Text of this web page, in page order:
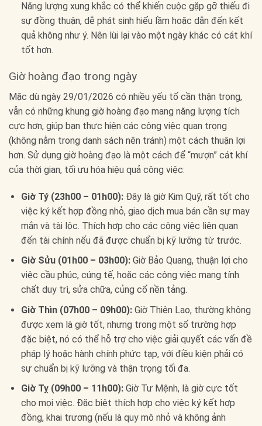
Năng lượng xung khắc có thể khiến cuộc gặp gỡ thiếu đi
sự đồng thuận, dễ phát sinh hiểu lầm hoặc dẫn đến kết
quả không như ý. Nên lùi lại vào một ngày khác có cát khí
tốt hơn.
Giờ hoàng đạo trong ngày
Mặc dù ngày 29/01/2026 có nhiều yếu tố cần thận trọng,
vẫn có những khung giờ hoàng đạo mang năng lượng tích
cực hơn, giúp bạn thực hiện các công việc quan trọng
(không nằm trong danh sách nên tránh) một cách thuận lợi
hơn. Sử dụng giờ hoàng đạo là một cách để “mượn” cát khí
của thời gian, tối ưu hóa hiệu quả công việc:
Giờ Tý (23h00 – 01h00):Đây là giờ Kim Quỹ, rất tốt cho
việc ký kết hợp đồng nhỏ, giao dịch mua bán cần sự may
mắn và tài lộc. Thích hợp cho các công việc liên quan
đến tài chính nếu đã được chuẩn bị kỹ lưỡng từ trước.
Giờ Sửu (01h00 – 03h00):Giờ Bảo Quang, thuận lợi cho
việc cầu phúc, cúng tế, hoặc các công việc mang tính
chất duy trì, sửa chữa, củng cố nền tảng.
Giờ Thìn (07h00 – 09h00):Giờ Thiên Lao, thường không
được xem là giờ tốt, nhưng trong một số trường hợp
đặc biệt, nó có thể hỗ trợ cho việc giải quyết các vấn đề
pháp lý hoặc hành chính phức tạp, với điều kiện phải có
sự chuẩn bị kỹ lưỡng và thận trọng tối đa.
Giờ Tỵ (09h00 – 11h00):Giờ Tư Mệnh, là giờ cực tốt
cho mọi việc. Đặc biệt thích hợp cho việc ký kết hợp
đồng, khai trương (nếu là quy mô nhỏ và không ảnh